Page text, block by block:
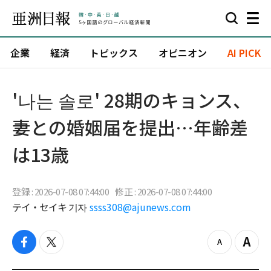
企業 経済 トピックス オピニオン AI PICK
'나는 솔로' 28期のキョンス、
妻との婚姻届を提出…年齢差
は13歳
登録 : 2026-07-08 07:44:00 修正 : 2026-07-08 07:44:00
テイ・セイキ 기자 ssss308@ajunews.com
f
t
z
Z